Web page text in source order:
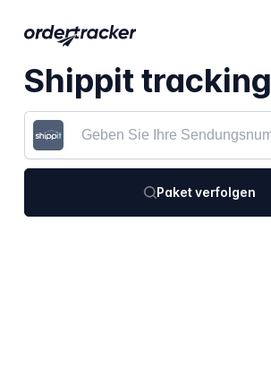
Shippit tracking
Paket verfolgen